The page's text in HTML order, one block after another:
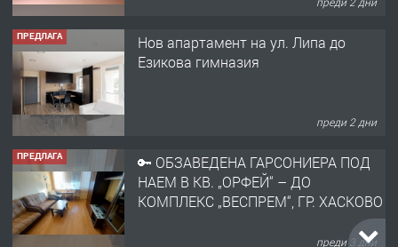
ПРЕДЛАГА
Нов апартамент на ул. Липа до
Езикова гимназия
преди 2 дни
ПРЕДЛАГА
🔑 ОБЗАВЕДЕНА ГАРСОНИЕРА ПОД
НАЕМ В КВ. „ОРФЕЙ“ – ДО
КОМПЛЕКС „ВЕСПРЕМ“, ГР. ХАСКОВО
преди 3 дни